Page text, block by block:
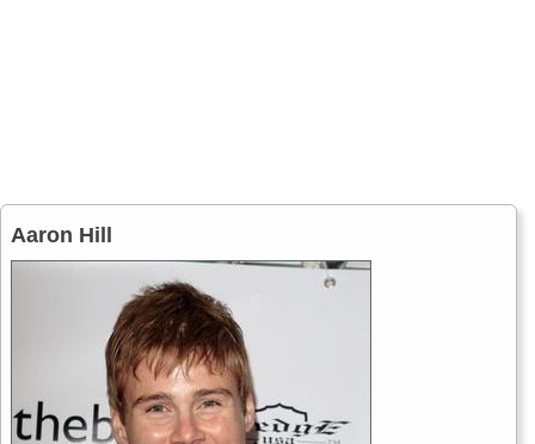
Aaron Hill